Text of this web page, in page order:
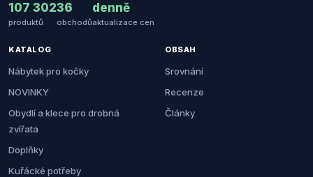
107 302
produktů
36
obchodů
denně
aktualizace cen
KATALOG
Nábytek pro kočky
NOVINKY
Obydlí a klece pro drobná
zvířata
Doplňky
Kuřácké potřeby
OBSAH
Srovnání
Recenze
Články